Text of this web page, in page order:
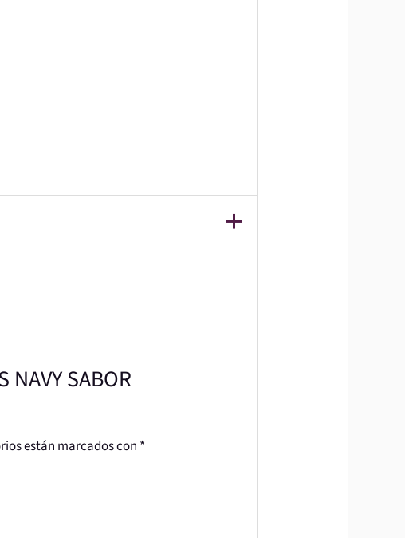
SABOR
están marcados con *